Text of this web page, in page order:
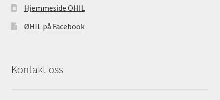
Hjemmeside OHIL
ØHIL på Facebook
Kontakt oss